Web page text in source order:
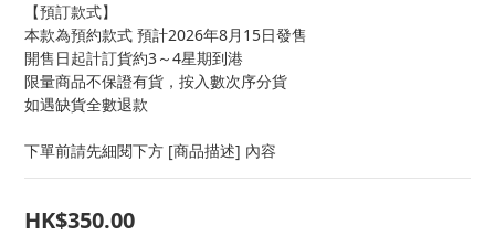
【預訂款式】
本款為預約款式 預計2026年8月15日發售
開售日起計訂貨約3～4星期到港
限量商品不保證有貨，按入數次序分貨
如遇缺貨全數退款
下單前請先細閱下方 [商品描述] 內容
HK$350.00